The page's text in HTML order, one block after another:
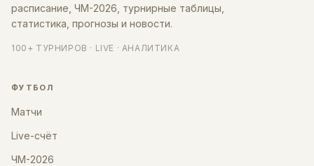
расписание, ЧМ-2026, турнирные таблицы,
статистика, прогнозы и новости.
100+ ТУРНИРОВ · LIVE · АНАЛИТИКА
ФУТБОЛ
Матчи
Live-счёт
ЧМ-2026